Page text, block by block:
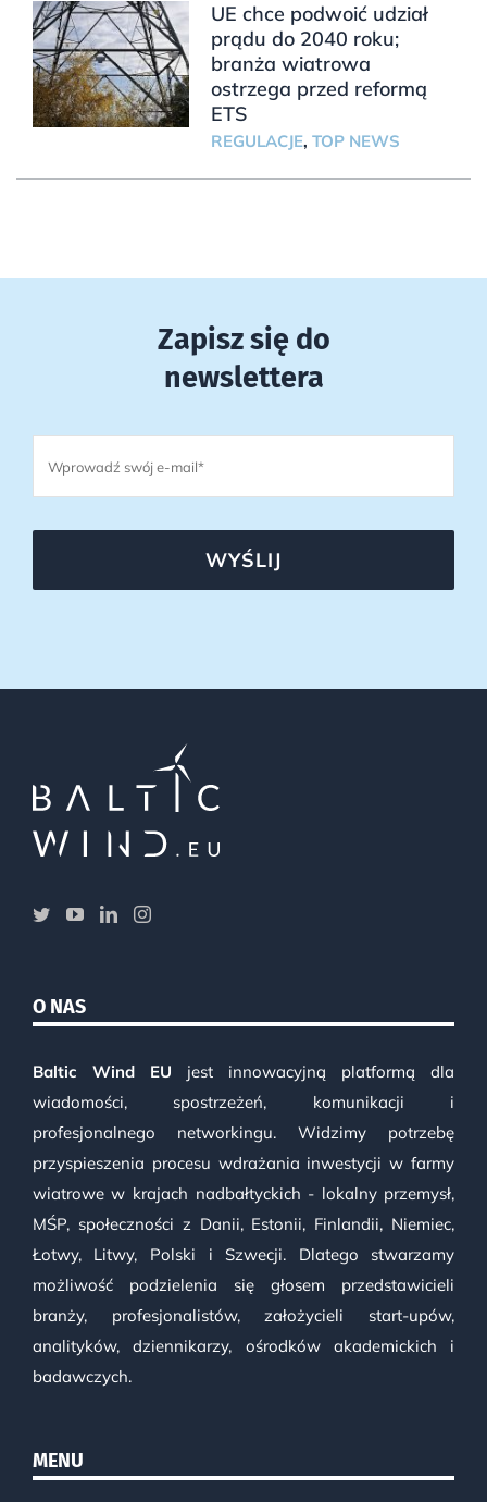
UE chce podwoić udział
prądu do 2040 roku;
branża wiatrowa
ostrzega przed reformą
ETS
REGULACJE, TOP NEWS
Zapisz się do
newslettera
WYŚLIJ
O NAS
Baltic Wind EU jest innowacyjną platformą dla
wiadomości, spostrzeżeń, komunikacji i
profesjonalnego networkingu. Widzimy potrzebę
przyspieszenia procesu wdrażania inwestycji w farmy
wiatrowe w krajach nadbałtyckich - lokalny przemysł,
MŚP, społeczności z Danii, Estonii, Finlandii, Niemiec,
Łotwy, Litwy, Polski i Szwecji. Dlatego stwarzamy
możliwość podzielenia się głosem przedstawicieli
branży, profesjonalistów, założycieli start-upów,
analityków, dziennikarzy, ośrodków akademickich i
badawczych.
MENU